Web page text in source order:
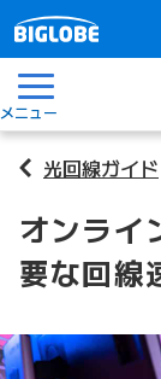
メニュー
光回線ガイド
オンライ
要な回線